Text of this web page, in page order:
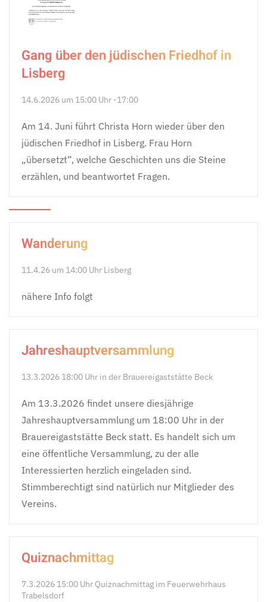
Gang über den jüdischen Friedhof in
Lisberg
14.6.2026 um 15:00 Uhr -17:00
Am 14. Juni führt Christa Horn wieder über den
jüdischen Friedhof in Lisberg. Frau Horn
„übersetzt“, welche Geschichten uns die Steine
erzählen, und beantwortet Fragen.
Wanderung
11.4.26 um 14:00 Uhr Lisberg
nähere Info folgt
Jahreshauptversammlung
13.3.2026 18:00 Uhr in der Brauereigaststätte Beck
Am 13.3.2026 findet unsere diesjährige
Jahreshauptversammlung um 18:00 Uhr in der
Brauereigaststätte Beck statt. Es handelt sich um
eine öffentliche Versammlung, zu der alle
Interessierten herzlich eingeladen sind.
Stimmberechtigt sind natürlich nur Mitglieder des
Vereins.
Quiznachmittag
7.3.2026 15:00 Uhr Quiznachmittag im Feuerwehrhaus
Trabelsdorf